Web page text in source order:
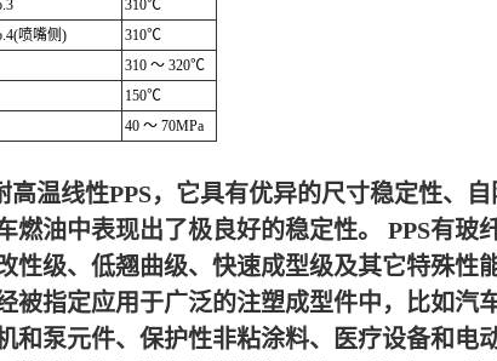
310℃
喷嘴侧)
310℃
310 ～ 320℃
150℃
40 ～ 70MPa
高温线性PPS，它具有优异的尺寸稳定性、
燃油中表现出了极良好的稳定性。 PPS有
性级、低翘曲级、快速成型级及其它特殊性
指定应用于广泛的注塑成型件中，比如汽
和泵元件、保护性非粘涂料、医疗设备和电